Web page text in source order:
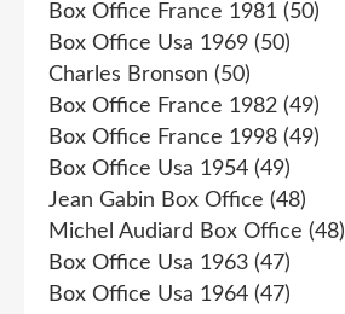
Box Office France 1981 (50)
Box Office Usa 1969 (50)
Charles Bronson (50)
Box Office France 1982 (49)
Box Office France 1998 (49)
Box Office Usa 1954 (49)
Jean Gabin Box Office (48)
Michel Audiard Box Office (48)
Box Office Usa 1963 (47)
Box Office Usa 1964 (47)